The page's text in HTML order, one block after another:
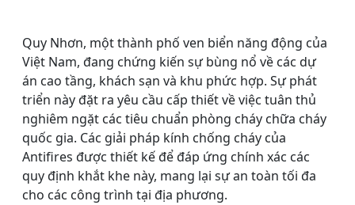
Quy Nhơn, một thành phố ven biển năng động của
Việt Nam, đang chứng kiến sự bùng nổ về các dự
án cao tầng, khách sạn và khu phức hợp. Sự phát
triển này đặt ra yêu cầu cấp thiết về việc tuân thủ
nghiêm ngặt các tiêu chuẩn phòng cháy chữa cháy
quốc gia. Các giải pháp kính chống cháy của
Antifires được thiết kế để đáp ứng chính xác các
quy định khắt khe này, mang lại sự an toàn tối đa
cho các công trình tại địa phương.